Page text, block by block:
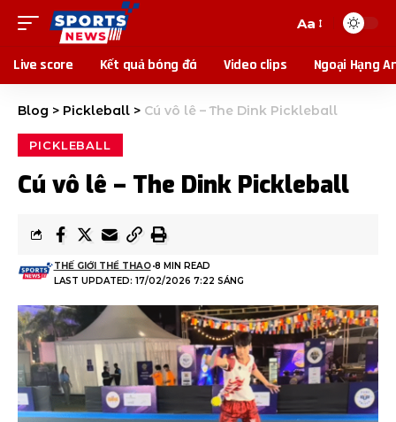
Aa
Live score Kết quả bóng đá Video clips Ngoại Hạng
Blog > Pickleball > Cú vô lê – The Dink Pickleball
PICKLEBALL
Cú vô lê – The Dink Pickleball
LAST UPDATED: 17/02/2026 7:22 SÁNG
THẾ GIỚI THỂ THAO 8 MIN READ